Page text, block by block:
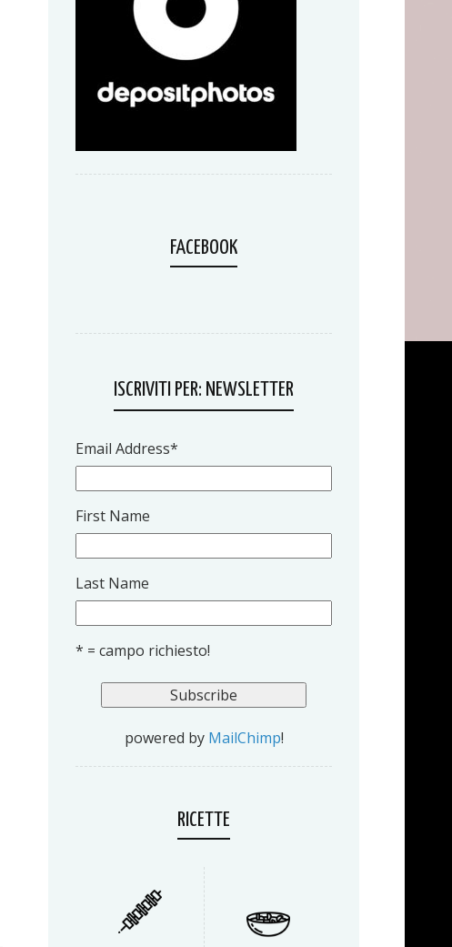
FACEBOOK
ISCRIVITI PER: NEWSLETTER
Email Address*
First Name
Last Name
* = campo richiesto!
powered by MailChimp!
RICETTE